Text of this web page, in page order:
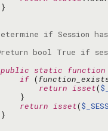
public static function
if (
return isset(
return isset(